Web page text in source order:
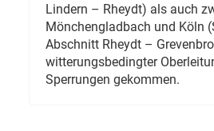
Lindern – Rheydt) als auch
Mönchengladbach und Köln
Abschnitt Rheydt –
witterungsbedingter
Sperrungen gekommen.